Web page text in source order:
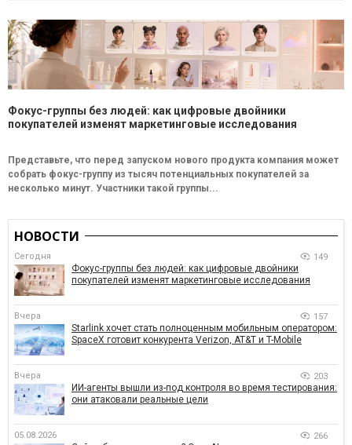
Фокус-группы без людей: как цифровые двойники
покупателей изменят маркетинговые исследования
Представьте, что перед запуском нового продукта компания может
собрать фокус-группу из тысяч потенциальных покупателей за
несколько минут. Участники такой группы...
НОВОСТИ
Сегодня 149
Фокус-группы без людей: как цифровые двойники
покупателей изменят маркетинговые исследования
Вчера 157
Starlink хочет стать полноценным мобильным оператором:
SpaceX готовит конкурента Verizon, AT&T и T-Mobile
Вчера 203
ИИ-агенты вышли из-под контроля во время тестирования:
они атаковали реальные цели
05.08.2026 266